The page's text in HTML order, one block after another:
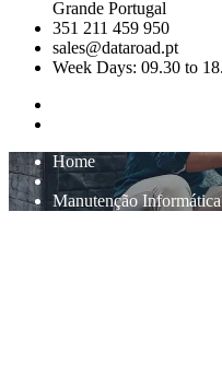
Grande Portugal
351 211 459 950
sales@dataroad.pt
Week Days: 09.30 to
Home
Manutenção